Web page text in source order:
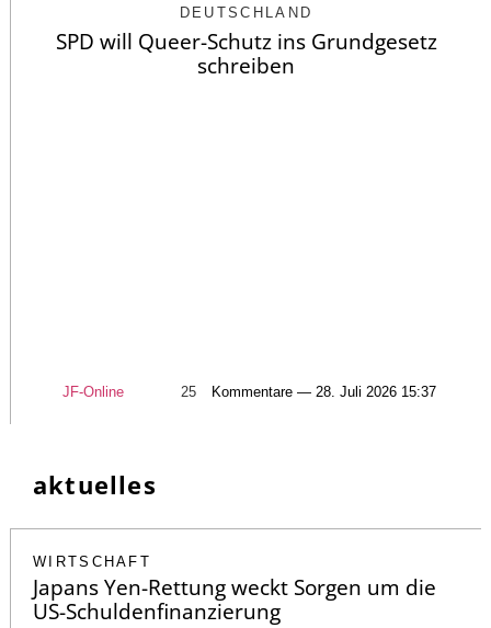
DEUTSCHLAND
SPD will Queer-Schutz ins Grundgesetz
schreiben
JF-Online 25 Kommentare — 28. Juli 2026 15:37
aktuelles
WIRTSCHAFT
Japans Yen-Rettung weckt Sorgen um die
US-Schuldenfinanzierung